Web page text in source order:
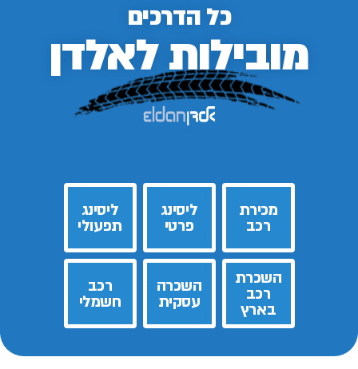
כל הדרכים
מובילות לאלדן
מכירת
רכב
ליסינג
פרטי
ליסינג
תפעולי
השכרת
רכב
בארץ
השכרה
עסקית
רכב
חשמלי